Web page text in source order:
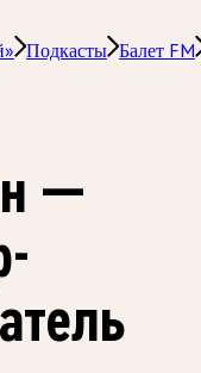
Подкасты Балет FM
—